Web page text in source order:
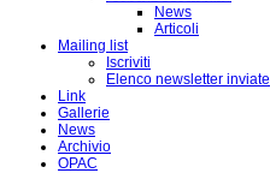
News
Articoli
Mailing list
Iscriviti
Elenco newsletter inviate
Link
Gallerie
News
Archivio
OPAC